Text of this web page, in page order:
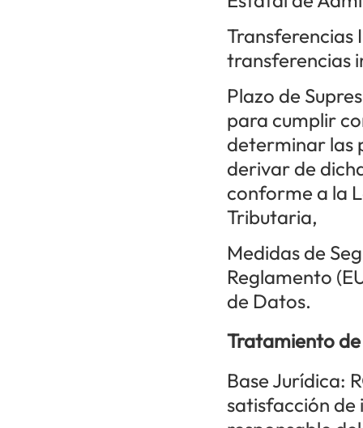
Transferencias
transferencias
Plazo de
para cumplir
determinar las
derivar de
conforme a la
Tributaria,
Medidas de
Reglamento
de Datos.
Tratamiento
Base Jurídica:
satisfacción de